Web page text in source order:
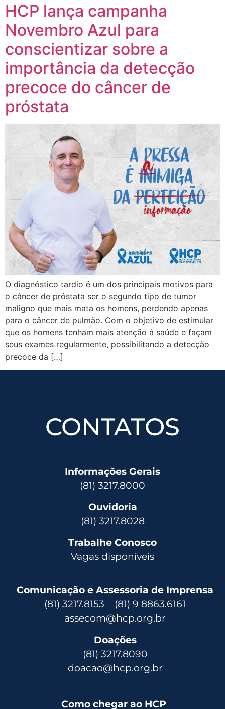
HCP lança campanha
Novembro Azul para
conscientizar sobre a
importância da detecção
precoce do câncer de
próstata
O diagnóstico tardio é um dos principais motivos para
o câncer de próstata ser o segundo tipo de tumor
maligno que mais mata os homens, perdendo apenas
para o câncer de pulmão. Com o objetivo de estimular
que os homens tenham mais atenção à saúde e façam
seus exames regularmente, possibilitando a detecção
precoce da […]
CONTATOS
Informações Gerais
(81) 3217.8000
Ouvidoria
(81) 3217.8028
Trabalhe Conosco
Vagas disponíveis
Comunicação e Assessoria de Imprensa
(81) 3217.8153 (81) 9 8863.6161
assecom@hcp.org.br
Doações
(81) 3217.8090
doacao@hcp.org.br
Como chegar ao HCP